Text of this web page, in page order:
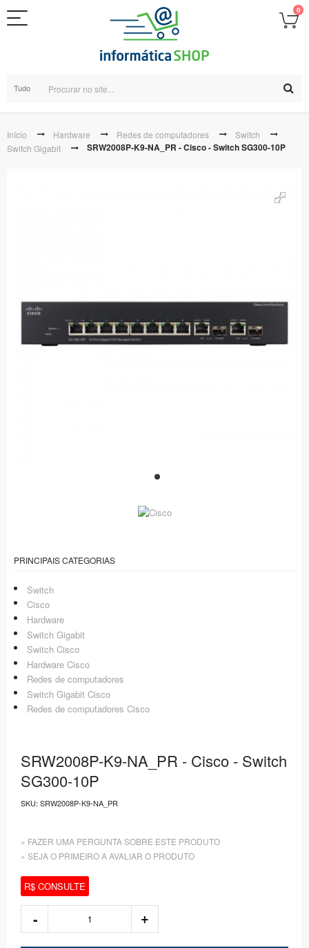
0
Tudo
Início Hardware Redes de computadores
Switch
Switch Gigabit
SRW2008P-K9-NA_PR - Cisco - Switch SG300-10P
PRINCIPAIS CATEGORIAS
Switch
Cisco
Hardware
Switch Gigabit
Switch Cisco
Hardware Cisco
Redes de computadores
Switch Gigabit Cisco
Redes de computadores Cisco
SRW2008P-K9-NA_PR - Cisco - Switch
SG300-10P
SKU: SRW2008P-K9-NA_PR
» FAZER UMA PERGUNTA SOBRE ESTE PRODUTO
» SEJA O PRIMEIRO A AVALIAR O PRODUTO
R$ CONSULTE